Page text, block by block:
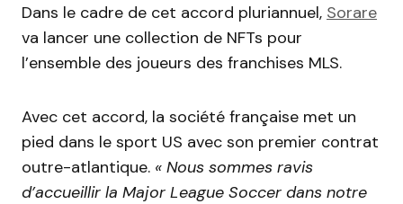
Dans le cadre de cet accord pluriannuel, Sorare
va lancer une collection de NFTs pour
l’ensemble des joueurs des franchises MLS.
Avec cet accord, la société française met un
pied dans le sport US avec son premier contrat
outre-atlantique. « Nous sommes ravis
d’accueillir la Major League Soccer dans notre